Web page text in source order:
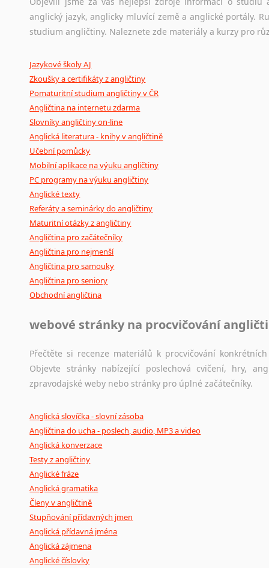
Ostatní pomůcky pro překladatele
poradny a pravidla
anglický jazyk, anglicky mluvící země a anglické portály.
studium angličtiny. Naleznete zde materiály a kurzy pro
Jazykové školy AJ
Zkoušky a certifikáty z angličtiny
Pomaturitní studium angličtiny v ČR
Angličtina na internetu zdarma
Slovníky angličtiny on-line
Anglická literatura - knihy v angličtině
Učební pomůcky
Mobilní aplikace na výuku angličtiny
PC programy na výuku angličtiny
Anglické texty
Referáty a seminárky do angličtiny
Maturitní otázky z angličtiny
Angličtina pro začátečníky
Angličtina pro nejmenší
Angličtina pro samouky
Angličtina pro seniory
Obchodní angličtina
webové stránky na procvičování
Přečtěte si recenze materiálů k procvičování
Objevte stránky nabízející poslechová cvičení, hry,
zpravodajské weby nebo stránky pro úplné začátečníky.
Anglická slovíčka - slovní zásoba
Angličtina do ucha - poslech, audio, MP3 a video
Anglická konverzace
Testy z angličtiny
Anglické fráze
Anglická gramatika
Členy v angličtině
Stupňování přídavných jmen
Anglická přídavná jména
Anglická zájmena
Anglické číslovky